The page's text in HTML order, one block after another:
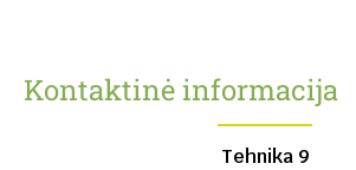
Kontaktinė informacija
Tehnika 9